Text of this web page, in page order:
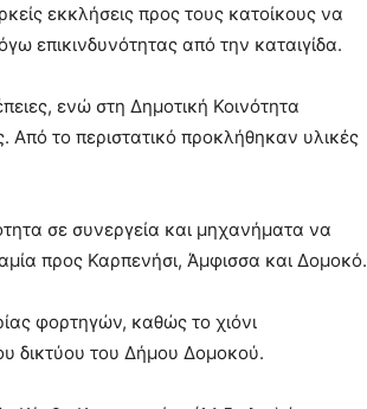
εκκλήσεις προς τους κατοίκους να
επικινδυνότητας από την καταιγίδα.
ενώ στη Δημοτική Κοινότητα
το περιστατικό προκλήθηκαν υλικές
σε συνεργεία και μηχανήματα να
προς Καρπενήσι, Άμφισσα και Δομοκό.
φορτηγών, καθώς το χιόνι
δικτύου του Δήμου Δομοκού.